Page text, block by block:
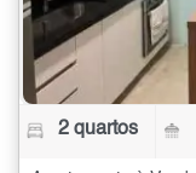
2 quartos